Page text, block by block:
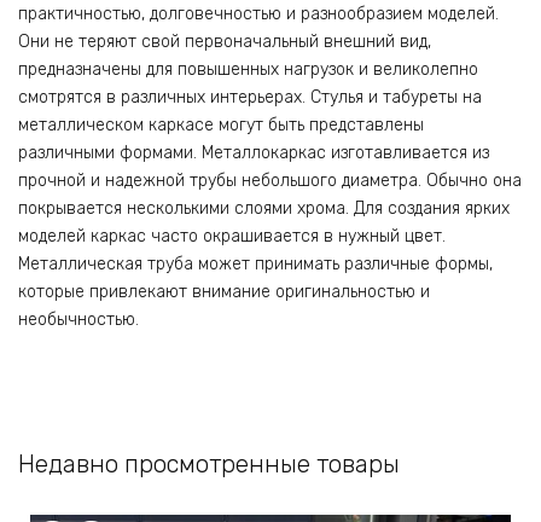
практичностью, долговечностью и разнообразием моделей.
Они не теряют свой первоначальный внешний вид,
предназначены для повышенных нагрузок и великолепно
смотрятся в различных интерьерах. Стулья и табуреты на
металлическом каркасе могут быть представлены
различными формами. Металлокаркас изготавливается из
прочной и надежной трубы небольшого диаметра. Обычно она
покрывается несколькими слоями хрома. Для создания ярких
моделей каркас часто окрашивается в нужный цвет.
Металлическая труба может принимать различные формы,
которые привлекают внимание оригинальностью и
необычностью.
Недавно просмотренные товары